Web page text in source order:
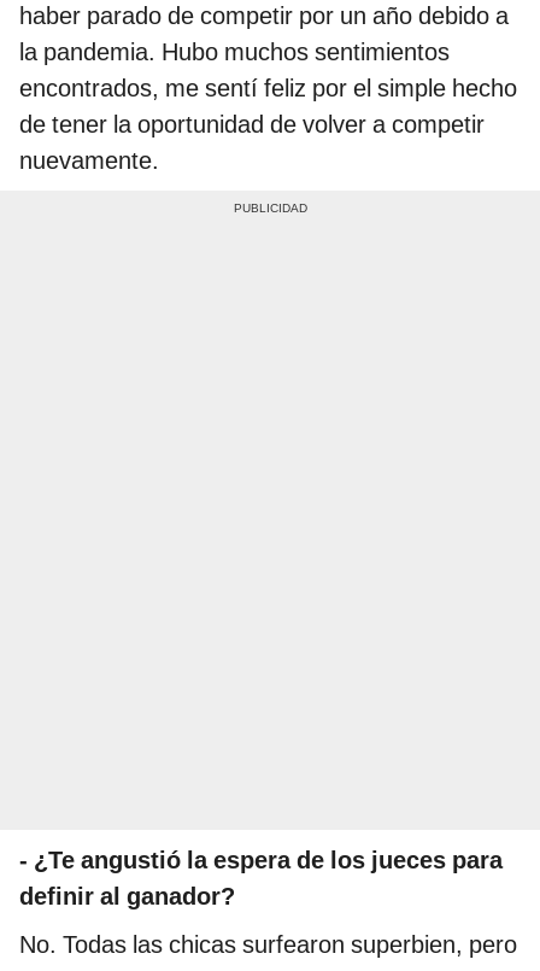
haber parado de competir por un año debido a
la pandemia. Hubo muchos sentimientos
encontrados, me sentí feliz por el simple hecho
de tener la oportunidad de volver a competir
nuevamente.
- ¿Te angustió la espera de los jueces para
definir al ganador?
No. Todas las chicas surfearon superbien, pero